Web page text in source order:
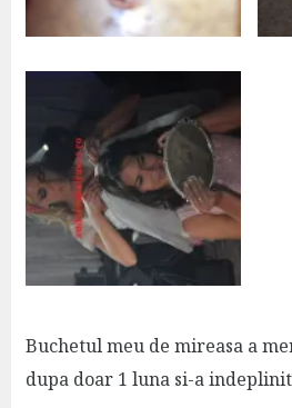
Buchetul meu de mireasa a
dupa doar 1 luna si-a